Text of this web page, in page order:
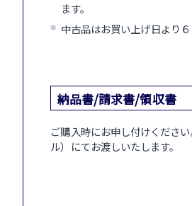
ます。
中古品はお買い上げ日より
納品書/請求書/領収書
ご購入時にお申し付けくださ
ル）にてお渡しいたします。